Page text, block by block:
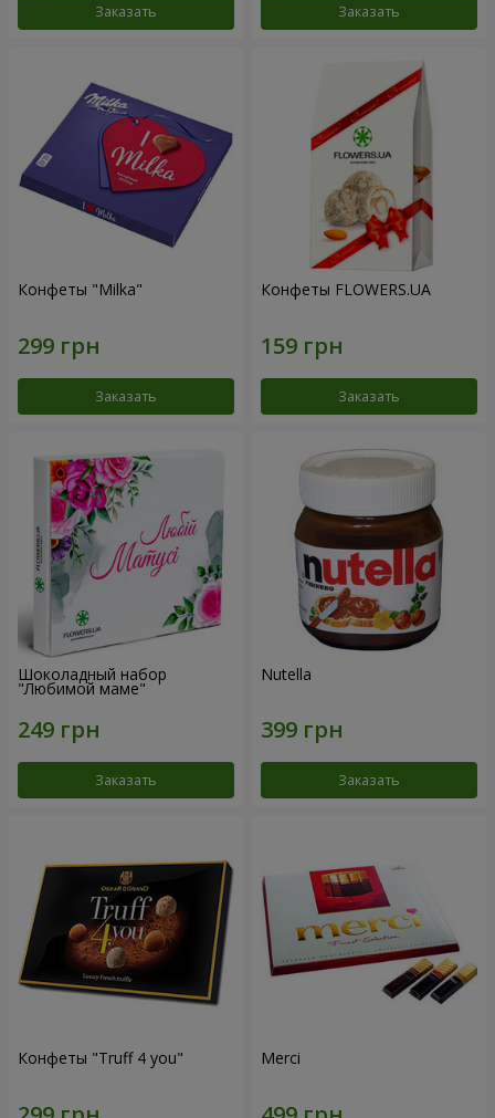
Заказать Заказать
Конфеты "Milka"
Заказать
Конфеты FLOWERS.UA
Заказать
Шоколадный набор
"Любимой маме"
Заказать
Nutella
Заказать
Конфеты "Truff 4 you" Merci